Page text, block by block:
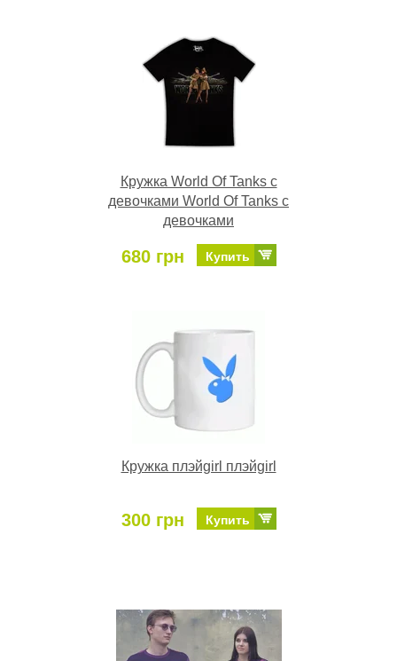
Кружка World Of Tanks с
девочками World Of Tanks с
девочками
680 грн Купить
Кружка плэйgirl плэйgirl
300 грн Купить